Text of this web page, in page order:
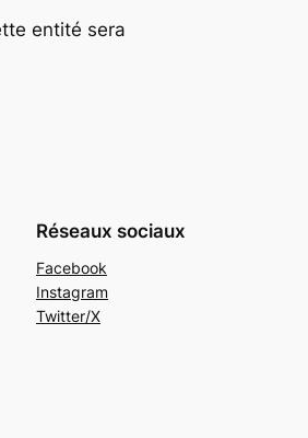
entité sera
Réseaux sociaux
Facebook
Instagram
Twitter/X